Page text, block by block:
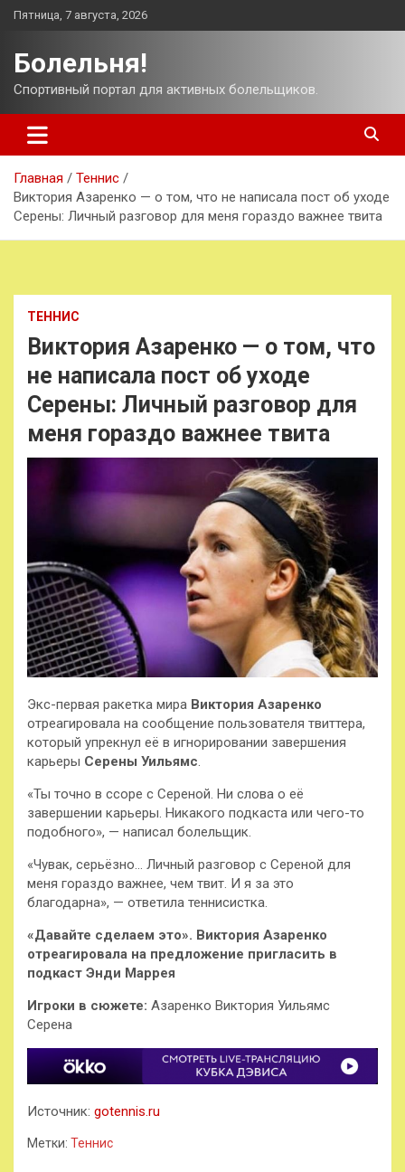
Перейти
Пятница, 7 августа, 2026
Болельня!
Спортивный портал для активных болельщиков.
Главная
Теннис
Виктория Азаренко — о том, что не написала пост об уходе
Серены: Личный разговор для меня гораздо важнее твита
ТЕННИС
Виктория Азаренко — о том, что
не написала пост об уходе
Серены: Личный разговор для
меня гораздо важнее твита
Экс-первая ракетка мира Виктория Азаренко
отреагировала на сообщение пользователя твиттера,
который упрекнул её в игнорировании завершения
карьеры Серены Уильямс
«Ты точно в ссоре с Сереной. Ни слова о её
завершении карьеры. Никакого подкаста или чего-то
подобного», — написал болельщик.
«Чувак, серьёзно… Личный разговор с Сереной для
меня гораздо важнее, чем твит. И я за это
благодарна», — ответила теннисистка.
«Давайте сделаем это». Виктория Азаренко
отреагировала на предложение пригласить в
подкаст Энди Маррея
Игроки в сюжете: Азаренко Виктория Уильямс
Серена
Источник: gotennis.ru
Метки: Теннис